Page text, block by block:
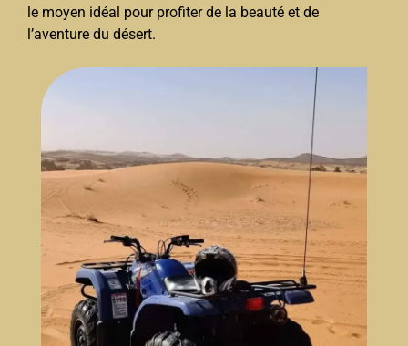
le moyen idéal pour profiter de la beauté et de
l’aventure du désert.